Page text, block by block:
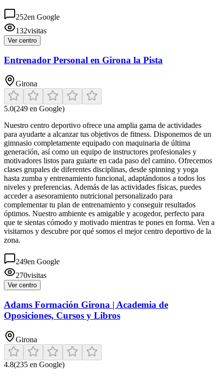
252en Google
132visitas
Ver centro
Entrenador Personal en Girona la Pista
Girona
5.0(249 en Google)
Nuestro centro deportivo ofrece una amplia gama de actividades
para ayudarte a alcanzar tus objetivos de fitness. Disponemos de un
gimnasio completamente equipado con maquinaria de última
generación, así como un equipo de instructores profesionales y
motivadores listos para guiarte en cada paso del camino. Ofrecemos
clases grupales de diferentes disciplinas, desde spinning y yoga
hasta zumba y entrenamiento funcional, adaptándonos a todos los
niveles y preferencias. Además de las actividades físicas, puedes
acceder a asesoramiento nutricional personalizado para
complementar tu plan de entrenamiento y conseguir resultados
óptimos. Nuestro ambiente es amigable y acogedor, perfecto para
que te sientas cómodo y motivado mientras te pones en forma. Ven a
visitarnos y descubre por qué somos el mejor centro deportivo de la
zona.
249en Google
270visitas
Ver centro
Adams Formación Girona | Academia de
Oposiciones, Cursos y Libros
Girona
4.8(235 en Google)